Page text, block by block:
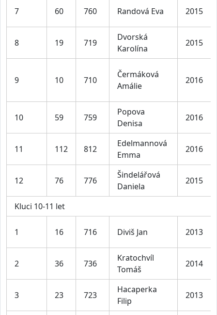
7 60 760 Randová Eva 2015
8 19 719
Dvorská
Karolína
2015
9 10 710
Čermáková
Amálie
2016
10 59 759
Popova
Denisa
2016
11 112 812
Edelmannová
Emma
2016
12 76 776
Šindelářová
Daniela
2015
Kluci 10-11 let
1 16 716 Diviš Jan 2013
2 36 736
Kratochvíl
Tomáš
2014
3 23 723
Hacaperka
Filip
2013